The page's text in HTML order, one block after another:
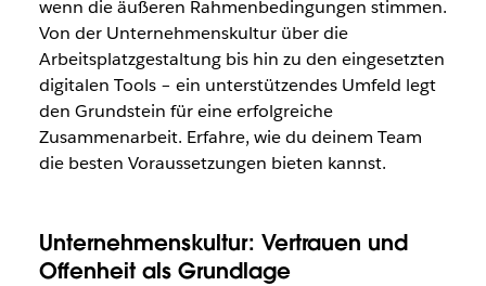
wenn die äußeren Rahmenbedingungen stimmen.
Von der Unternehmenskultur über die
Arbeitsplatzgestaltung bis hin zu den eingesetzten
digitalen Tools – ein unterstützendes Umfeld legt
den Grundstein für eine erfolgreiche
Zusammenarbeit. Erfahre, wie du deinem Team
die besten Voraussetzungen bieten kannst.
Unternehmenskultur: Vertrauen und
Offenheit als Grundlage